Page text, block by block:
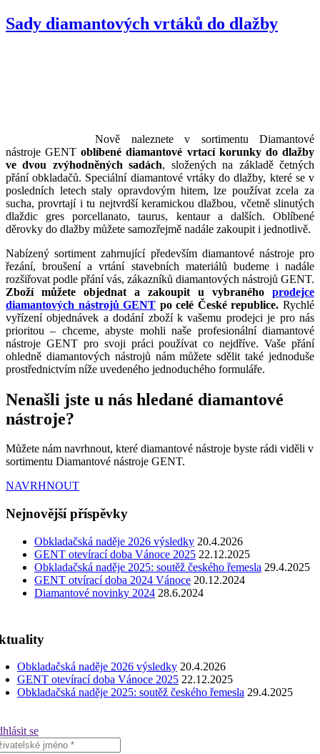
Sady diamantových vrtáků do dlažby
Nově naleznete v sortimentu Diamantové
nástroje GENToblíbené diamantové vrtací korunky do dlažby
ve dvou zvýhodněných sadách, složených na základě četných
přání obkladačů. Speciální diamantové vrtáky do dlažby, které se v
posledních letech staly opravdovým hitem, lze používat zcela za
sucha, provrtají i tu nejtvrdší keramickou dlažbou, včetně slinutých
dlaždic gres porcellanato, taurus, kentaur a dalších. Oblíbené
děrovky do dlažby můžete samozřejmě nadále zakoupit i jednotlivě.
Nabízený sortiment zahrnující především diamantové nástroje pro
řezání, broušení a vrtání stavebních materiálů budeme i nadále
rozšiřovat podle přání vás, zákazníků diamantových nástrojů GENT.
Zboží můžete objednat a zakoupit u vybraného prodejce
diamantových nástrojů GENT po celé České republice. Rychlé
vyřízení objednávek a dodání zboží k vašemu prodejci je pro nás
prioritou – chceme, abyste mohli naše profesionální diamantové
nástroje GENT pro svoji práci používat co nejdříve. Vaše přání
ohledně diamantových nástrojů nám můžete sdělit také jednoduše
prostřednictvím níže uvedeného jednoduchého formuláře.
Nenašli jste u nás hledané diamantové
nástroje?
Můžete nám navrhnout, které diamantové nástroje byste rádi viděli v
sortimentu Diamantové nástroje GENT.
NAVRHNOUT
Nejnovější příspěvky
Obkladačská naděje 2026 výsledky 20.4.2026
GENT otevírací doba Vánoce 2025 22.12.2025
Obkladačská naděje 2025: soutěž českého řemesla 29.4.2025
GENT otvírací doba 2024 Vánoce 20.12.2024
Diamantové novinky 2024 28.6.2024
Obkladačská naděje 2026 výsledky 20.4.2026
GENT otevírací doba Vánoce 2025 22.12.2025
Obkladačská naděje 2025: soutěž českého řemesla 29.4.2025
se